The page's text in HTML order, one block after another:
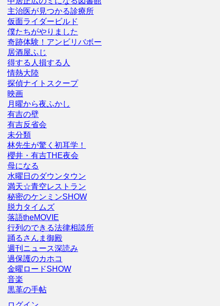
主治医が見つかる診療所
仮面ライダービルド
僕たちがやりました
奇跡体験！アンビリバボー
居酒屋ふじ
得する人損する人
情熱大陸
探偵ナイトスクープ
映画
月曜から夜ふかし
有吉の壁
有吉反省会
未分類
林先生が驚く初耳学！
櫻井・有吉THE夜会
母になる
水曜日のダウンタウン
満天☆青空レストラン
秘密のケンミンSHOW
脱力タイムズ
落語theMOVIE
行列のできる法律相談所
踊るさんま御殿
週刊ニュース深読み
過保護のカホコ
金曜ロードSHOW
音楽
黒革の手帖